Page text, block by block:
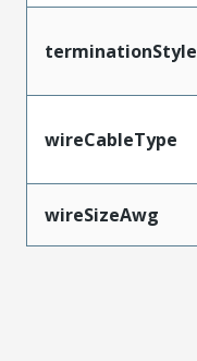
terminationStyle
wireCableType
wireSizeAwg